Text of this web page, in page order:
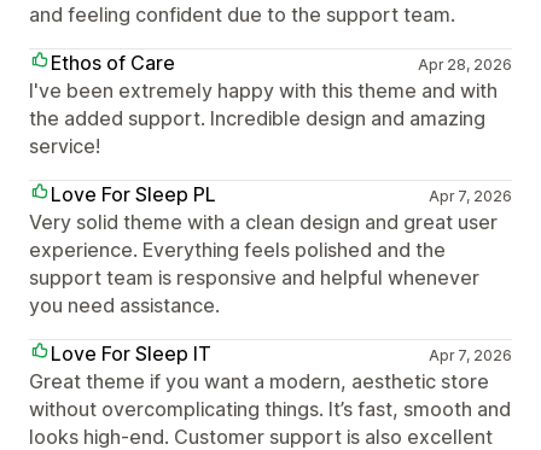
and feeling confident due to the support team.
Ethos of Care
Apr 28, 2026
I've been extremely happy with this theme and with
the added support. Incredible design and amazing
service!
Love For Sleep PL
Apr 7, 2026
Very solid theme with a clean design and great user
experience. Everything feels polished and the
support team is responsive and helpful whenever
you need assistance.
Love For Sleep IT
Apr 7, 2026
Great theme if you want a modern, aesthetic store
without overcomplicating things. It’s fast, smooth and
looks high-end. Customer support is also excellent